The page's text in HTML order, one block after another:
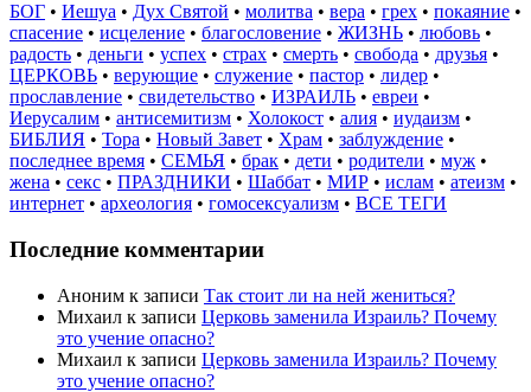
БОГ • Иешуа • Дух Святой • молитва • вера • грех • покаяние •
спасение • исцеление • благословение • ЖИЗНЬ • любовь •
радость • деньги • успех • страх • смерть • свобода • друзья •
ЦЕРКОВЬ • верующие • служение • пастор • лидер •
прославление • свидетельство • ИЗРАИЛЬ • евреи •
Иерусалим • антисемитизм • Холокост • алия • иудаизм •
БИБЛИЯ • Тора • Новый Завет • Храм • заблуждение •
последнее время • СЕМЬЯ • брак • дети • родители • муж •
жена • секс • ПРАЗДНИКИ • Шаббат • МИР • ислам • атеизм •
интернет • археология • гомосексуализм • ВСЕ ТЕГИ
Последние комментарии
Аноним к записи Так стоит ли на ней жениться?
Михаил к записи Церковь заменила Израиль? Почему
это учение опасно?
Михаил к записи Церковь заменила Израиль? Почему
это учение опасно?